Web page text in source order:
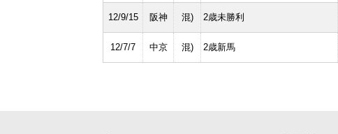
12/9/15 阪神 混) 2歳未勝利
12/7/7 中京 混) 2歳新馬